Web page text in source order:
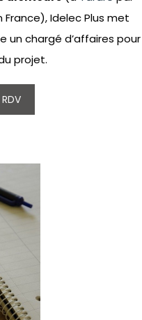
France),IdelecPlus met
un chargé d’affaires pour
projet.
RDV